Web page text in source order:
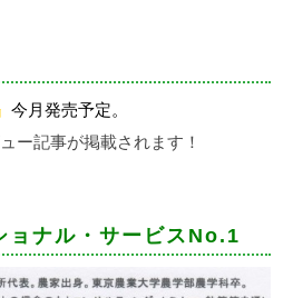
今月発売予定。
ー記事が掲載されます！
ョナル・サービスNo.1